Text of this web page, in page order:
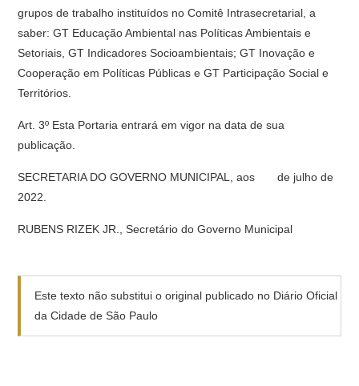
grupos de trabalho instituídos no Comitê Intrasecretarial, a
saber: GT Educação Ambiental nas Políticas Ambientais e
Setoriais, GT Indicadores Socioambientais; GT Inovação e
Cooperação em Políticas Públicas e GT Participação Social e
Territórios.
Art. 3º Esta Portaria entrará em vigor na data de sua
publicação.
SECRETARIA DO GOVERNO MUNICIPAL, aos de julho de
2022.
RUBENS RIZEK JR., Secretário do Governo Municipal
Este texto não substitui o original publicado no Diário Oficial
da Cidade de São Paulo